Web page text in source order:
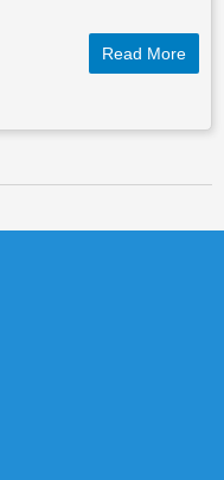
Read More